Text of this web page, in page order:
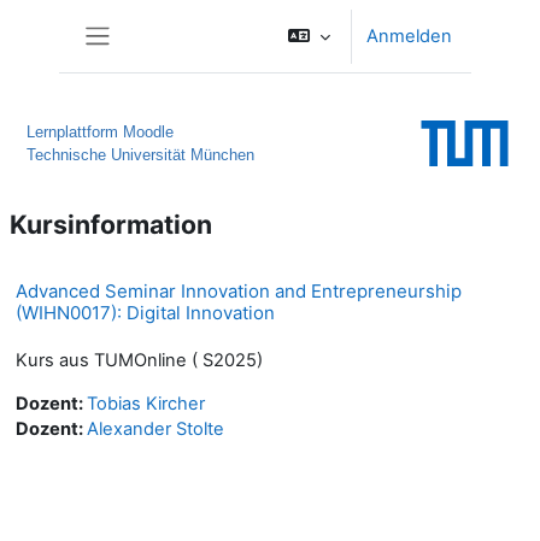
Anmelden
Lernplattform Moodle
Technische Universität München
Kursinformation
Advanced Seminar Innovation and Entrepreneurship
(WIHN0017): Digital Innovation
Kurs aus TUMOnline ( S2025)
Dozent:Tobias Kircher
Dozent:Alexander Stolte